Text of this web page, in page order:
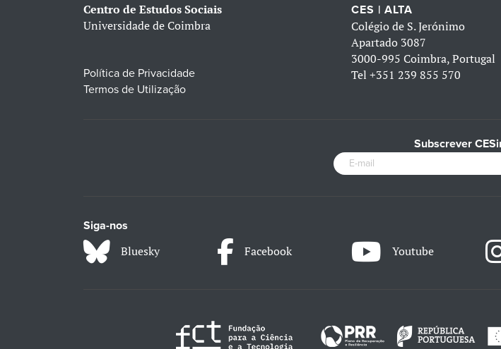
Centro de Estudos Sociais
Universidade de Coimbra
Política de Privacidade
Termos de Utilização
CES | ALTA
Colégio de S. Jerónimo
Apartado 3087
3000-995 Coimbra, Portugal
Tel+351 239 855 570
Subscrever
Siga-nos
Bluesky Facebook Youtube